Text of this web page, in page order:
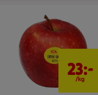
23:-
/kg